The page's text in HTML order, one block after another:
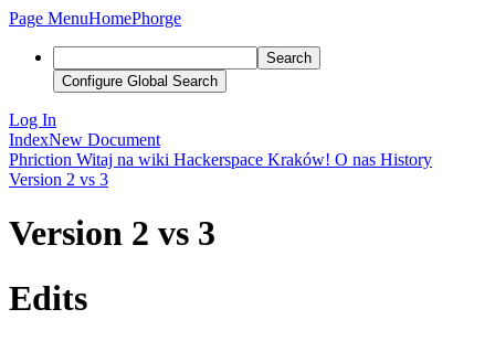
Page MenuHomePhorge
Search
Configure Global Search
Log In
IndexNew Document
Phriction Witaj na wiki Hackerspace Kraków! O nas History
Version 2 vs 3
Version 2 vs 3
Edits